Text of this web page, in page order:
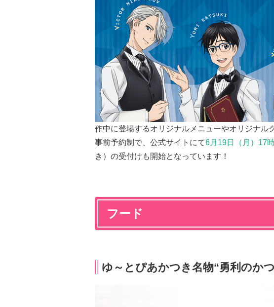
作中に登場するオリジナルメニューやオリジナル
事前予約制で、公式サイトにて6月19日（月）17
き）の受付けも開始となっています！
フード
ゆ～とぴあかつき名物“勇利のか